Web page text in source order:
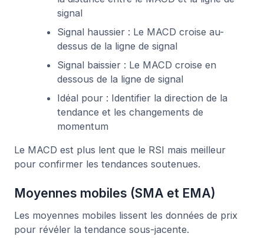
signal
Signal haussier : Le MACD croise au-
dessus de la ligne de signal
Signal baissier : Le MACD croise en
dessous de la ligne de signal
Idéal pour : Identifier la direction de la
tendance et les changements de
momentum
Le MACD est plus lent que le RSI mais meilleur
pour confirmer les tendances soutenues.
Moyennes mobiles (SMA et EMA)
Les moyennes mobiles lissent les données de prix
pour révéler la tendance sous-jacente.